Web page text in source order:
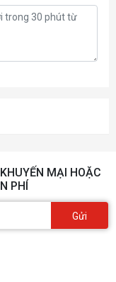
only*
vary by
manual
may fail to
MẠI HOẶC
PHÍ
Gửi